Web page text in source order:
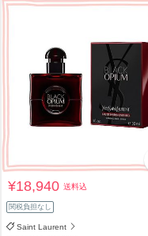
¥18,940送料込
関税負担なし
Saint Laurent